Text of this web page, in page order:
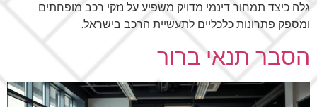
גלה כיצד תמחור דינמי מדויק משפיע על נזקי רכב מופחתים
ומספק פתרונות כלכליים לתעשיית הרכב בישראל.
הסבר תנאי ברור